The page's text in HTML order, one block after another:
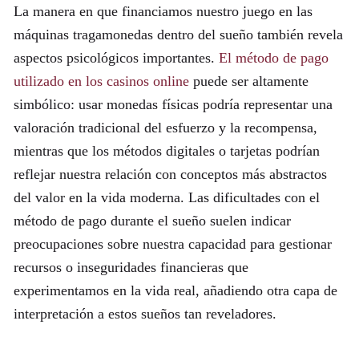
La manera en que financiamos nuestro juego en las
máquinas tragamonedas dentro del sueño también revela
aspectos psicológicos importantes. El método de pago
utilizado en los casinos onlinepuede ser altamente
simbólico: usar monedas físicas podría representar una
valoración tradicional del esfuerzo y la recompensa,
mientras que los métodos digitales o tarjetas podrían
reflejar nuestra relación con conceptos más abstractos
del valor en la vida moderna. Las dificultades con el
método de pago durante el sueño suelen indicar
preocupaciones sobre nuestra capacidad para gestionar
recursos o inseguridades financieras que
experimentamos en la vida real, añadiendo otra capa de
interpretación a estos sueños tan reveladores.